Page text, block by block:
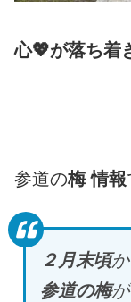
心💖が落ち着
参道の梅 情報
２月末頃
参道の梅が